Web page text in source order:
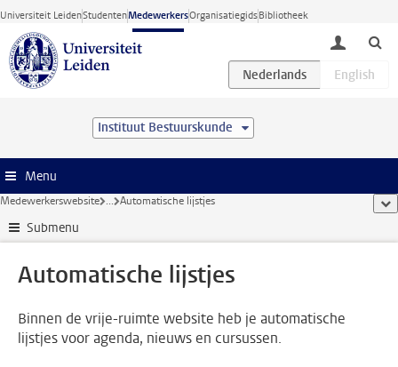
Ga direct naar de inhoud
Universiteit LeidenStudentenMedewerkersOrganisatiegidsBibliotheek
toggle
Instituut Bestuurskunde
Menu
Medewerkerswebsite ... Automatische lijstjes
Submenu
Automatische lijstjes
Binnen de vrije-ruimte website heb je automatische
lijstjes voor agenda, nieuws en cursussen.